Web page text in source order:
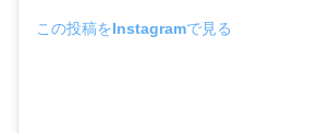
この投稿をInstagramで見る